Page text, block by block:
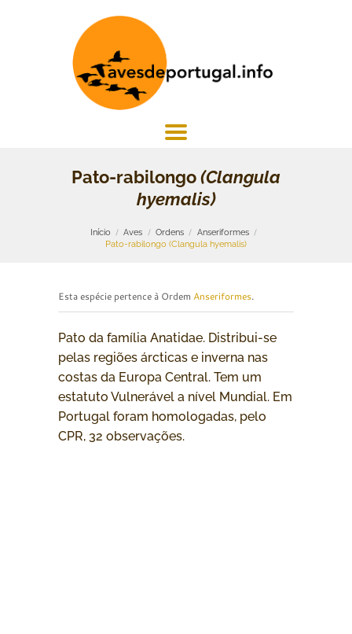
Pato-rabilongo(Clangula
hyemalis)
Início Aves Ordens
Anseriformes
Pato-rabilongo (Clangula hyemalis)
Esta espécie pertence à Ordem Anseriformes.
Pato da família Anatidae. Distribui-se
pelas regiões árcticas e inverna nas
costas da Europa Central. Tem um
estatuto Vulnerável a nível Mundial. Em
Portugal foram homologadas, pelo
CPR, 32 observações.